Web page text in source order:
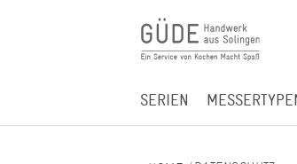
SERIEN